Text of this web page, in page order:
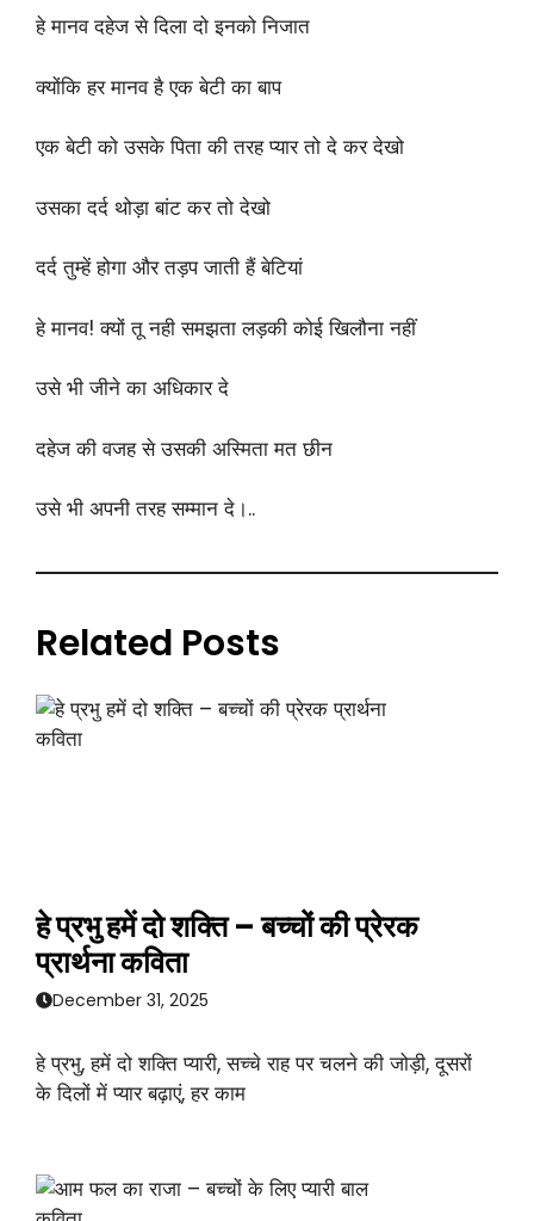
हे मानव दहेज से दिला दो इनको निजात
क्योंकि हर मानव है एक बेटी का बाप
एक बेटी को उसके पिता की तरह प्यार तो दे कर देखो
उसका दर्द थोड़ा बांट कर तो देखो
दर्द तुम्हें होगा और तड़प जाती हैं बेटियां
हे मानव! क्यों तू नही समझता लड़की कोई खिलौना नहीं
उसे भी जीने का अधिकार दे
दहेज की वजह से उसकी अस्मिता मत छीन
उसे भी अपनी तरह सम्मान दे।..
Related Posts
हे प्रभु हमें दो शक्ति – बच्चों की प्रेरक
प्रार्थना कविता
December 31, 2025
हे प्रभु, हमें दो शक्ति प्यारी, सच्चे राह पर चलने की जोड़ी, दूसरों
के दिलों में प्यार बढ़ाएं, हर काम